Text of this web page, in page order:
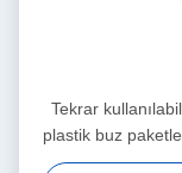
Tekrar
plastik buz
sınıfı Dalga